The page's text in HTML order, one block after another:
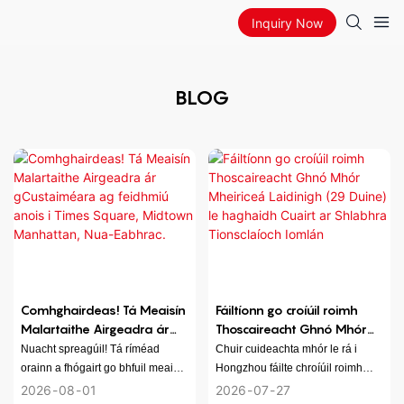
Inquiry Now
BLOG
Comhghairdeas! Tá Meaisín
Malartaithe Airgeadra ár
gCustaiméara ag feidhmiú
anois i Times Square,
Midtown Manhattan, Nua-
Nuacht spreagúil! Tá ríméad
orainn a fhógairt go bhfuil meaisín
malartaithe airgeadra ár
2026 08 01
Fáiltíonn go croíúil roimh
Thoscaireacht Ghnó Mhór
Mheiriceá Laidinigh (29
Duine) le haghaidh Cuairt ar
Shlabhra Tionsclaíoch
Chuir cuideachta mhór le rá i
Hongzhou fáilte chroíúil roimh
thoscaireacht mhór de 29 ionadaí
2026 07 27